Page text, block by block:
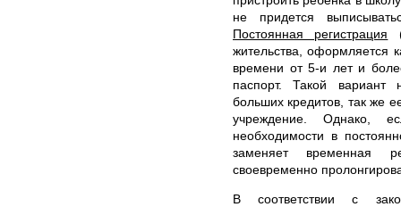
не придется
Постоянная регистрация
жительства, оформляется
времени от 5-и лет и
паспорт. Такой вариант
больших кредитов, так же
учреждение. Однако,
необходимости в
заменяет временная
своевременно
В соответствии с